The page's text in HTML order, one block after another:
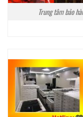
Trung tâm bảo